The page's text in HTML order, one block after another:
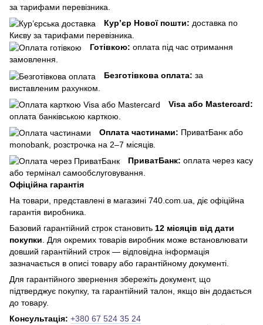
за тарифами перевізника.
Кур’єр Нової пошти: доставка по
Києву за тарифами перевізника.
Готівкою: оплата під час отримання
замовлення.
Безготівкова оплата: за
виставленим рахунком.
Visa або Mastercard:
оплата банківською карткою.
Оплата частинами: ПриватБанк або
monobank, розстрочка на 2–7 місяців.
ПриватБанк: оплата через касу
або термінал самообслуговування.
Офіційна гарантія
На товари, представлені в магазині 740.com.ua, діє офіційна
гарантія виробника.
Базовий гарантійний строк становить 12 місяців від дати
покупки. Для окремих товарів виробник може встановлювати
довший гарантійний строк — відповідна інформація
зазначається в описі товару або гарантійному документі.
Для гарантійного звернення збережіть документ, що
підтверджує покупку, та гарантійний талон, якщо він додається
до товару.
Консультація: +380 67 524 35 24